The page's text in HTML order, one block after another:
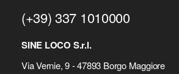
(+39) 337 1010000
SINE LOCO S.r.l.
Via Vernie, 9 - 47893 Borgo Maggiore